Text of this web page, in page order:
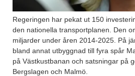
Regeringen har pekat ut 150
den nationella transportplanen. Den
miljarder under åren 2014-2025. På
bland annat utbyggnad till fyra spår
på Västkustbanan och satsningar på
Bergslagen och Malmö.